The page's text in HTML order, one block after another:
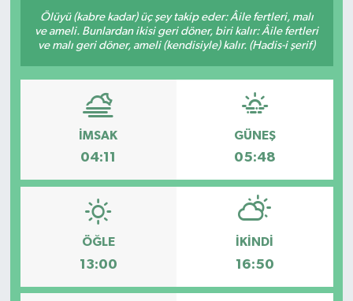
Ölüyü (kabre kadar) üç şey takip eder: Âile fertleri, malı
ve ameli. Bunlardan ikisi geri döner, biri kalır: Âile fertleri
ve malı geri döner, ameli (kendisiyle) kalır. (Hadis-i şerif)
İMSAK
04:11
GÜNEŞ
05:48
ÖĞLE
13:00
İKINDI
16:50